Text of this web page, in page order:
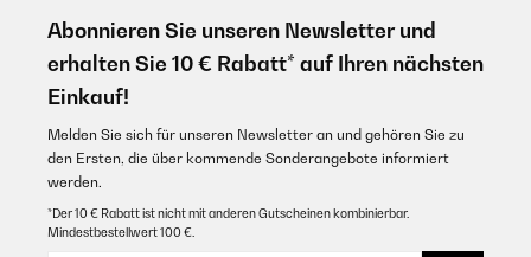
Abonnieren Sie unseren Newsletter und
erhalten Sie 10 € Rabatt* auf Ihren nächsten
Einkauf!
Melden Sie sich für unseren Newsletter an und gehören Sie zu
den Ersten, die über kommende Sonderangebote informiert
werden.
*Der 10 € Rabatt ist nicht mit anderen Gutscheinen kombinierbar.
Mindestbestellwert 100 €.